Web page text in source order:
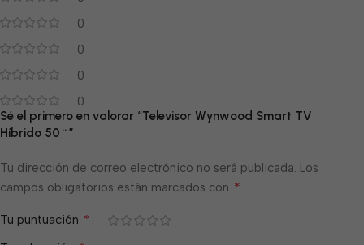
0
0
0
0
Sé el primero en valorar “Televisor Wynwood Smart TV
Híbrido 50¨”
Tu dirección de correo electrónico no será publicada. Los
campos obligatorios están marcados con *
Tu puntuación *